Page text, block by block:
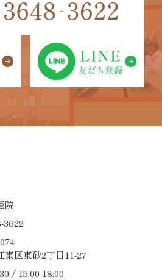
院
3622
東区東砂2丁目11-27
/ 15:00-18:00